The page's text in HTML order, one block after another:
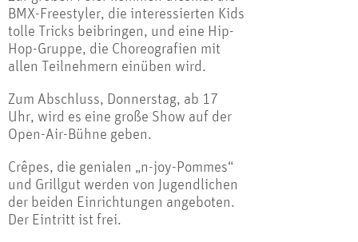
BMX-Freestyler, die interessierten Kids
tolle Tricks beibringen, und eine Hip-
Hop-Gruppe, die Choreografien mit
allen Teilnehmern einüben wird.
Zum Abschluss, Donnerstag, ab 17
Uhr, wird es eine große Show auf der
Open-Air-Bühne geben.
Crêpes, die genialen „n-joy-Pommes“
und Grillgut werden von Jugendlichen
der beiden Einrichtungen angeboten.
Der Eintritt ist frei.